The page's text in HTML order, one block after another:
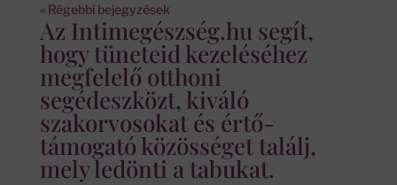
« Régebbi bejegyzések
Az Intimegészség.hu segít,
hogy tüneteid kezeléséhez
megfelelő otthoni
segédeszközt, kiváló
szakorvosokat és értő-
támogató közösséget találj,
mely ledönti a tabukat.